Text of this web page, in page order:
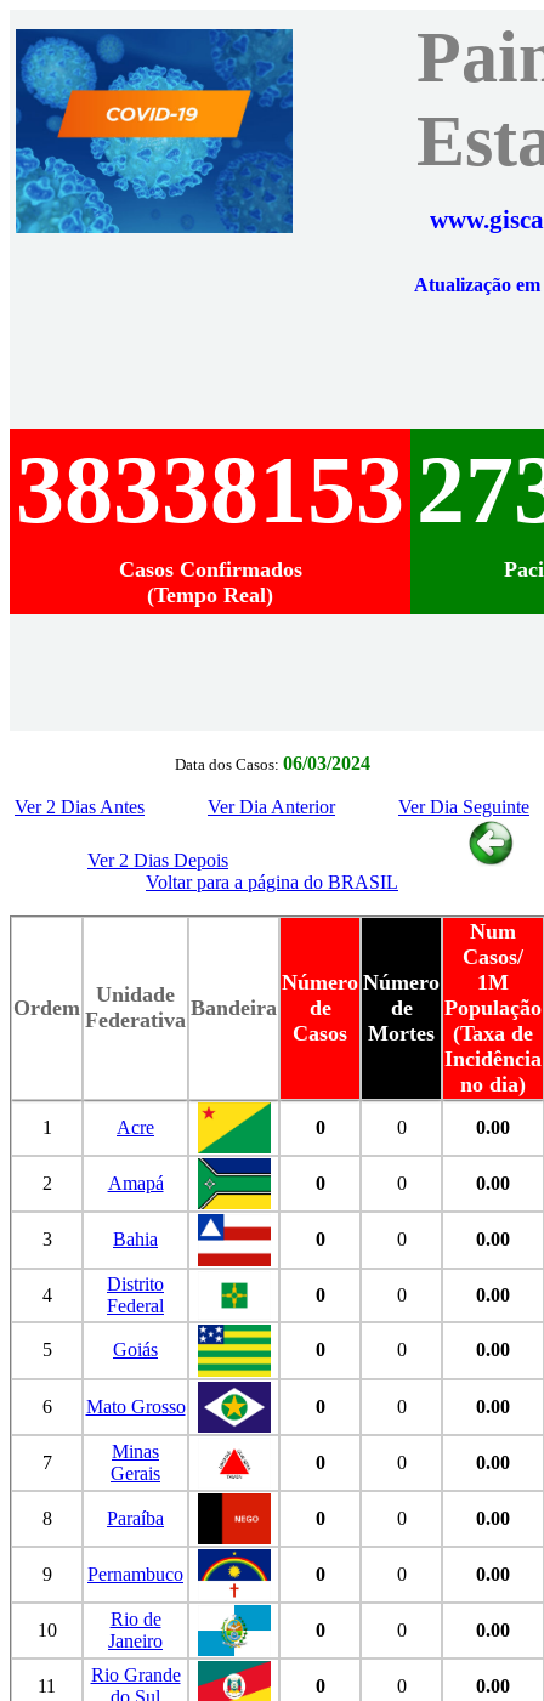
Atualização
38338153
Casos Confirmados
(Tempo Real)
Data dos Casos: 06/03/2024
Ver 2 Dias Antes Ver Dia Anterior Ver Dia Seguinte
Ver 2 Dias Depois
Voltar para a página do BRASIL
Ordem
Unidade
Federativa Bandeira
Número
de
Casos
Número
de
Mortes
Num
Casos/
1M
População
(Taxa de
Incidência
no dia)
1 Acre 0 0 0.00
2 Amapá 0 0 0.00
3 Bahia 0 0 0.00
4
Distrito
Federal
0 0 0.00
5 Goiás 0 0 0.00
6 Mato Grosso 0 0 0.00
7
Minas
Gerais
0 0 0.00
8 Paraíba 0 0 0.00
9 Pernambuco 0 0 0.00
10
Rio de
Janeiro
0 0 0.00
11
Rio Grande
do Sul
0 0 0.00